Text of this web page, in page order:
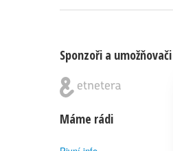
Sponzoři a umožňovači
Máme rádi